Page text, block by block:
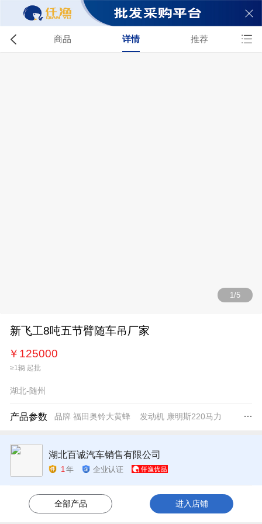
 商品 详情 推荐 
1/5
新飞工8吨五节臂随车吊厂家
￥ 125000
≥1辆 起批
湖北-随州
产品参数 品牌 福田奥铃大黄蜂 发动机 康明斯220马力 
湖北百诚汽车销售有限公司
1年 企业认证
全部产品 进入店铺